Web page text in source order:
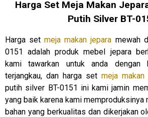
Harga Set Meja Makan
Putih Silver BT-
Harga setmeja makan jepara mewah
0151 adalah produk mebel jepara
kami tawarkan untuk anda dengan
terjangkau, dan harga set meja
putih silver BT-0151 ini kami jamin
yang baik karena kami memproduksinya
bahan yang berkualitas dan dikerjakan